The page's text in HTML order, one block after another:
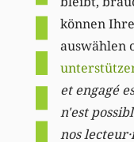
können
auswählen
et engagé
n'est
nos